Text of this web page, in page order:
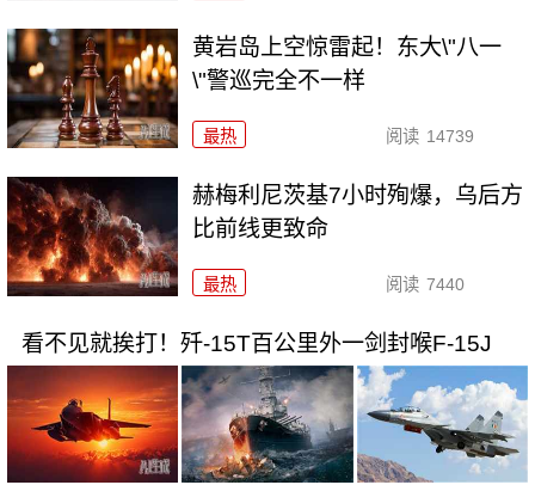
黄岩岛上空惊雷起！东大\"八一
\"警巡完全不一样
最热 阅读 14739
赫梅利尼茨基7小时殉爆，乌后方
比前线更致命
最热 阅读 7440
看不见就挨打！歼-15T百公里外一剑封喉F-15J